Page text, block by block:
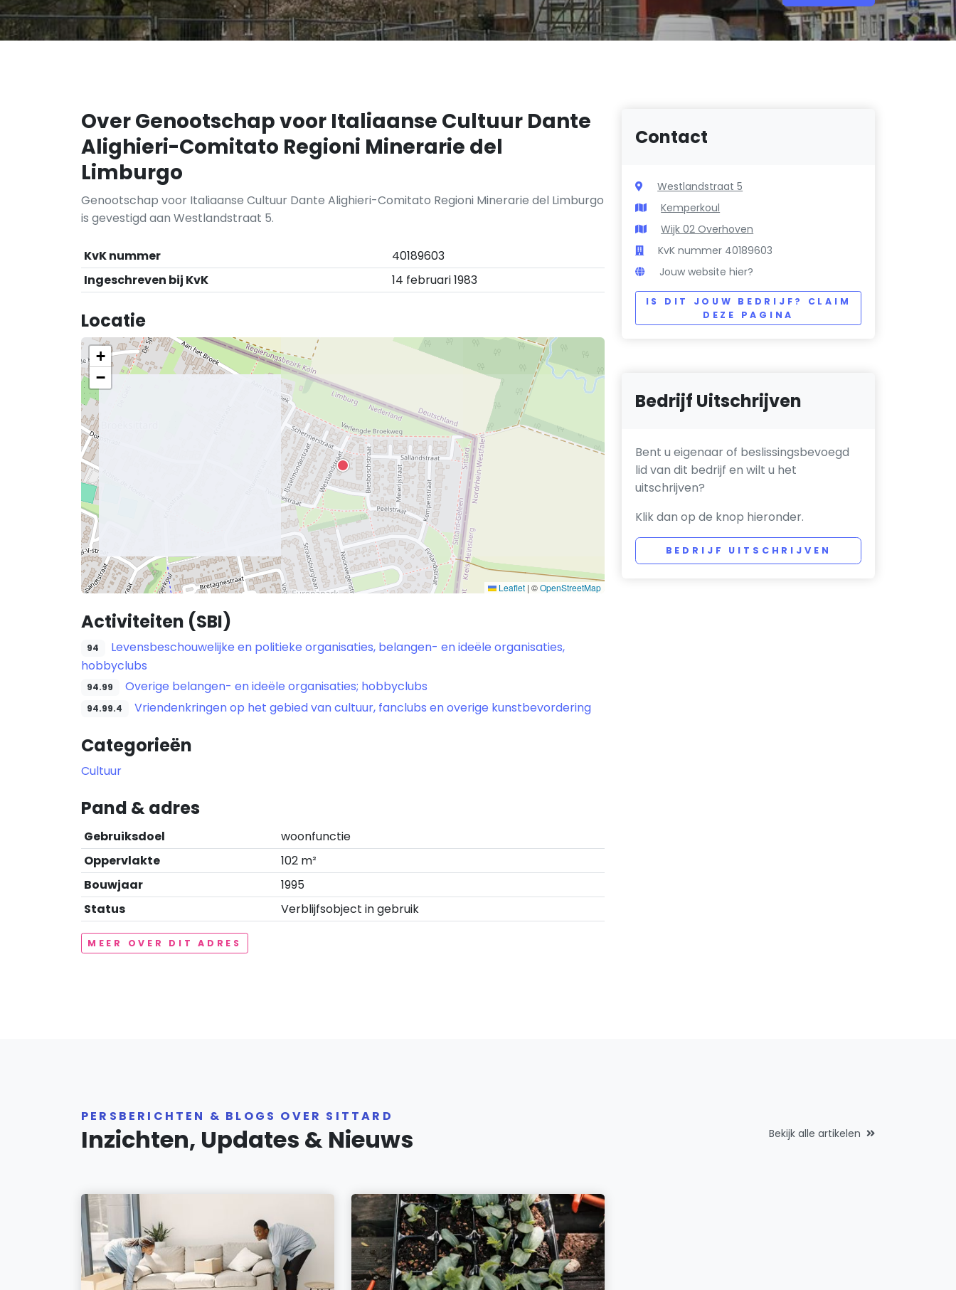
Over Genootschap voor Italiaanse Cultuur Dante
Alighieri-Comitato Regioni Minerarie del
Limburgo
Genootschap voor Italiaanse Cultuur Dante Alighieri-Comitato Regioni Minerarie del Limburgo
is gevestigd aan Westlandstraat 5.
KvK nummer
40189603
Ingeschreven bij KvK
14 februari 1983
Locatie
+
−
Leaflet | ©OpenStreetMap
Activiteiten (SBI)
94
Levensbeschouwelijke en politieke organisaties, belangen- en ideële organisaties,
hobbyclubs
94.99 Overige belangen- en ideële organisaties; hobbyclubs
94.99.4 Vriendenkringen op het gebied van cultuur, fanclubs en overige kunstbevordering
Categorieën
Cultuur
Pand & adres
Gebruiksdoel
woonfunctie
Oppervlakte
102 m²
Bouwjaar
1995
Status
Verblijfsobject in gebruik
MEER OVER DIT ADRES
Contact
Westlandstraat 5
Kemperkoul
Wijk 02 Overhoven
KvK nummer 40189603
Jouw website hier?
IS DIT JOUW BEDRIJF? CLAIM
DEZE PAGINA
Bedrijf Uitschrijven
Bent u eigenaar of beslissingsbevoegd
lid van dit bedrijf en wilt u het
uitschrijven?
Klik dan op de knop hieronder.
BEDRIJF UITSCHRIJVEN
PERSBERICHTEN & BLOGS OVER SITTARD
Inzichten, Updates & Nieuws Bekijk alle artikelen